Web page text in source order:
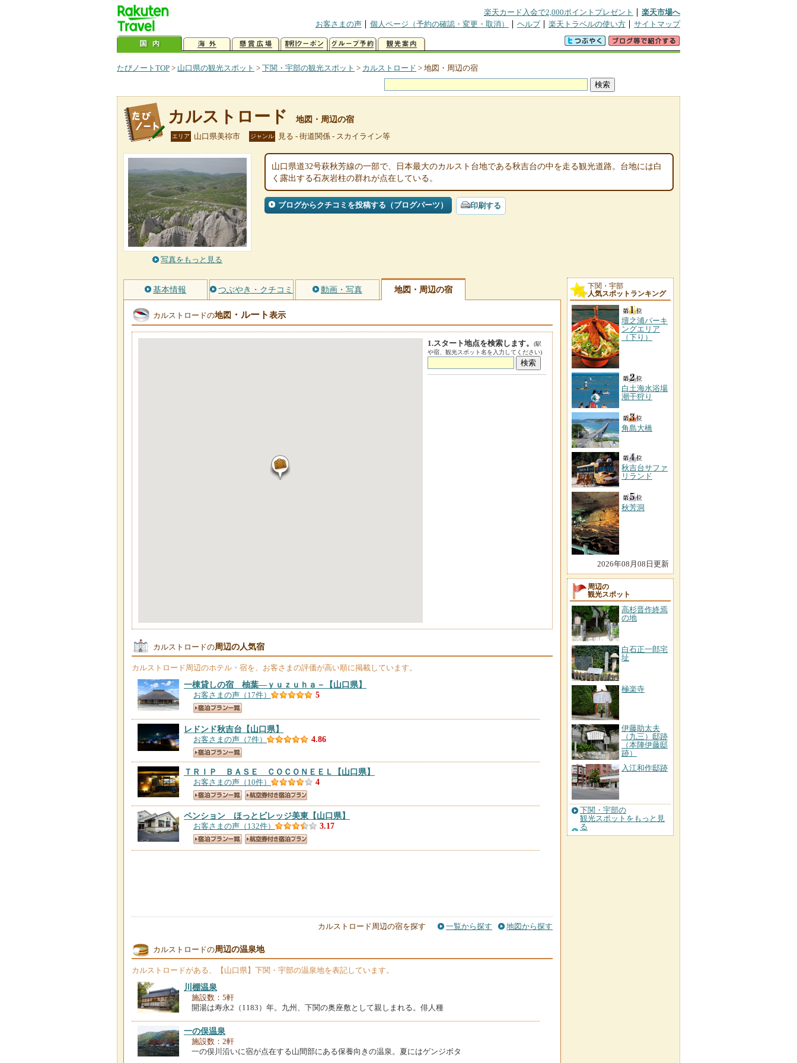
楽天カード入会で2,000ポイントプレゼント
楽天市場へ
お客さまの声
個人ページ（予約の確認・変更・取消） ヘルプ 楽天トラベルの使い方 サイトマップ
たびノートTOP > 山口県の観光スポット > 下関・宇部の観光スポット > カルストロード > 地図・周辺の宿
カルストロード 地図・周辺の宿
エリア 山口県美祢市 ジャンル 見る - 街道関係 - スカイライン等
写真をもっと見る
山口県道32号萩秋芳線の一部で、日本最大のカルスト台地である秋吉台の中を走る観光道路。台地には白
く露出する石灰岩柱の群れが点在している。
ブログからクチコミを投稿する（ブログパーツ） 印刷する
基本情報 つぶやき・クチコミ 動画・写真 地図・周辺の宿
カルストロードの地図 ・ルート表示
1.スタート地点を検索します。
(駅
や宿、観光スポット名を入力してください)
カルストロードの周辺の人気宿
カルストロード周辺のホテル・宿を、お客さまの評価が高い順に掲載しています。
一棟貸しの宿 柚葉―ｙｕｚｕｈａ－ 【山口県】
お客さまの声（17件） 5
レドンド秋吉台 【山口県】
お客さまの声（7件） 4.86
ＴＲＩＰ ＢＡＳＥ ＣＯＣＯＮＥＥＬ 【山口県】
お客さまの声（10件） 4
ペンション ほっとビレッジ美東 【山口県】
お客さまの声（132件） 3.17
カルストロード周辺の宿を探す 一覧から探す 地図から探す
カルストロードの周辺の温泉地
カルストロードがある、【山口県】下関・宇部の温泉地を表記しています。
川棚温泉
施設数：5軒
開湯は寿永2（1183）年。九州、下関の奥座敷として親しまれる。俳人種
一の俣温泉
施設数：2軒
一の俣川沿いに宿が点在する山間部にある保養向きの温泉。夏にはゲンジボタ
下関・宇部
人気スポットランキング
壇之浦パーキ
ングエリア
（下り）
白土海水浴場
潮干狩り
角島大橋
秋吉台サファ
リランド
秋芳洞
2026年08月08日更新
周辺の
観光スポット
高杉晋作終焉
の地
白石正一郎宅
址
極楽寺
伊藤助太夫
（九三）邸跡
（本陣伊藤邸
跡）
入江和作邸跡
下関・宇部の
観光スポットをもっと見
る